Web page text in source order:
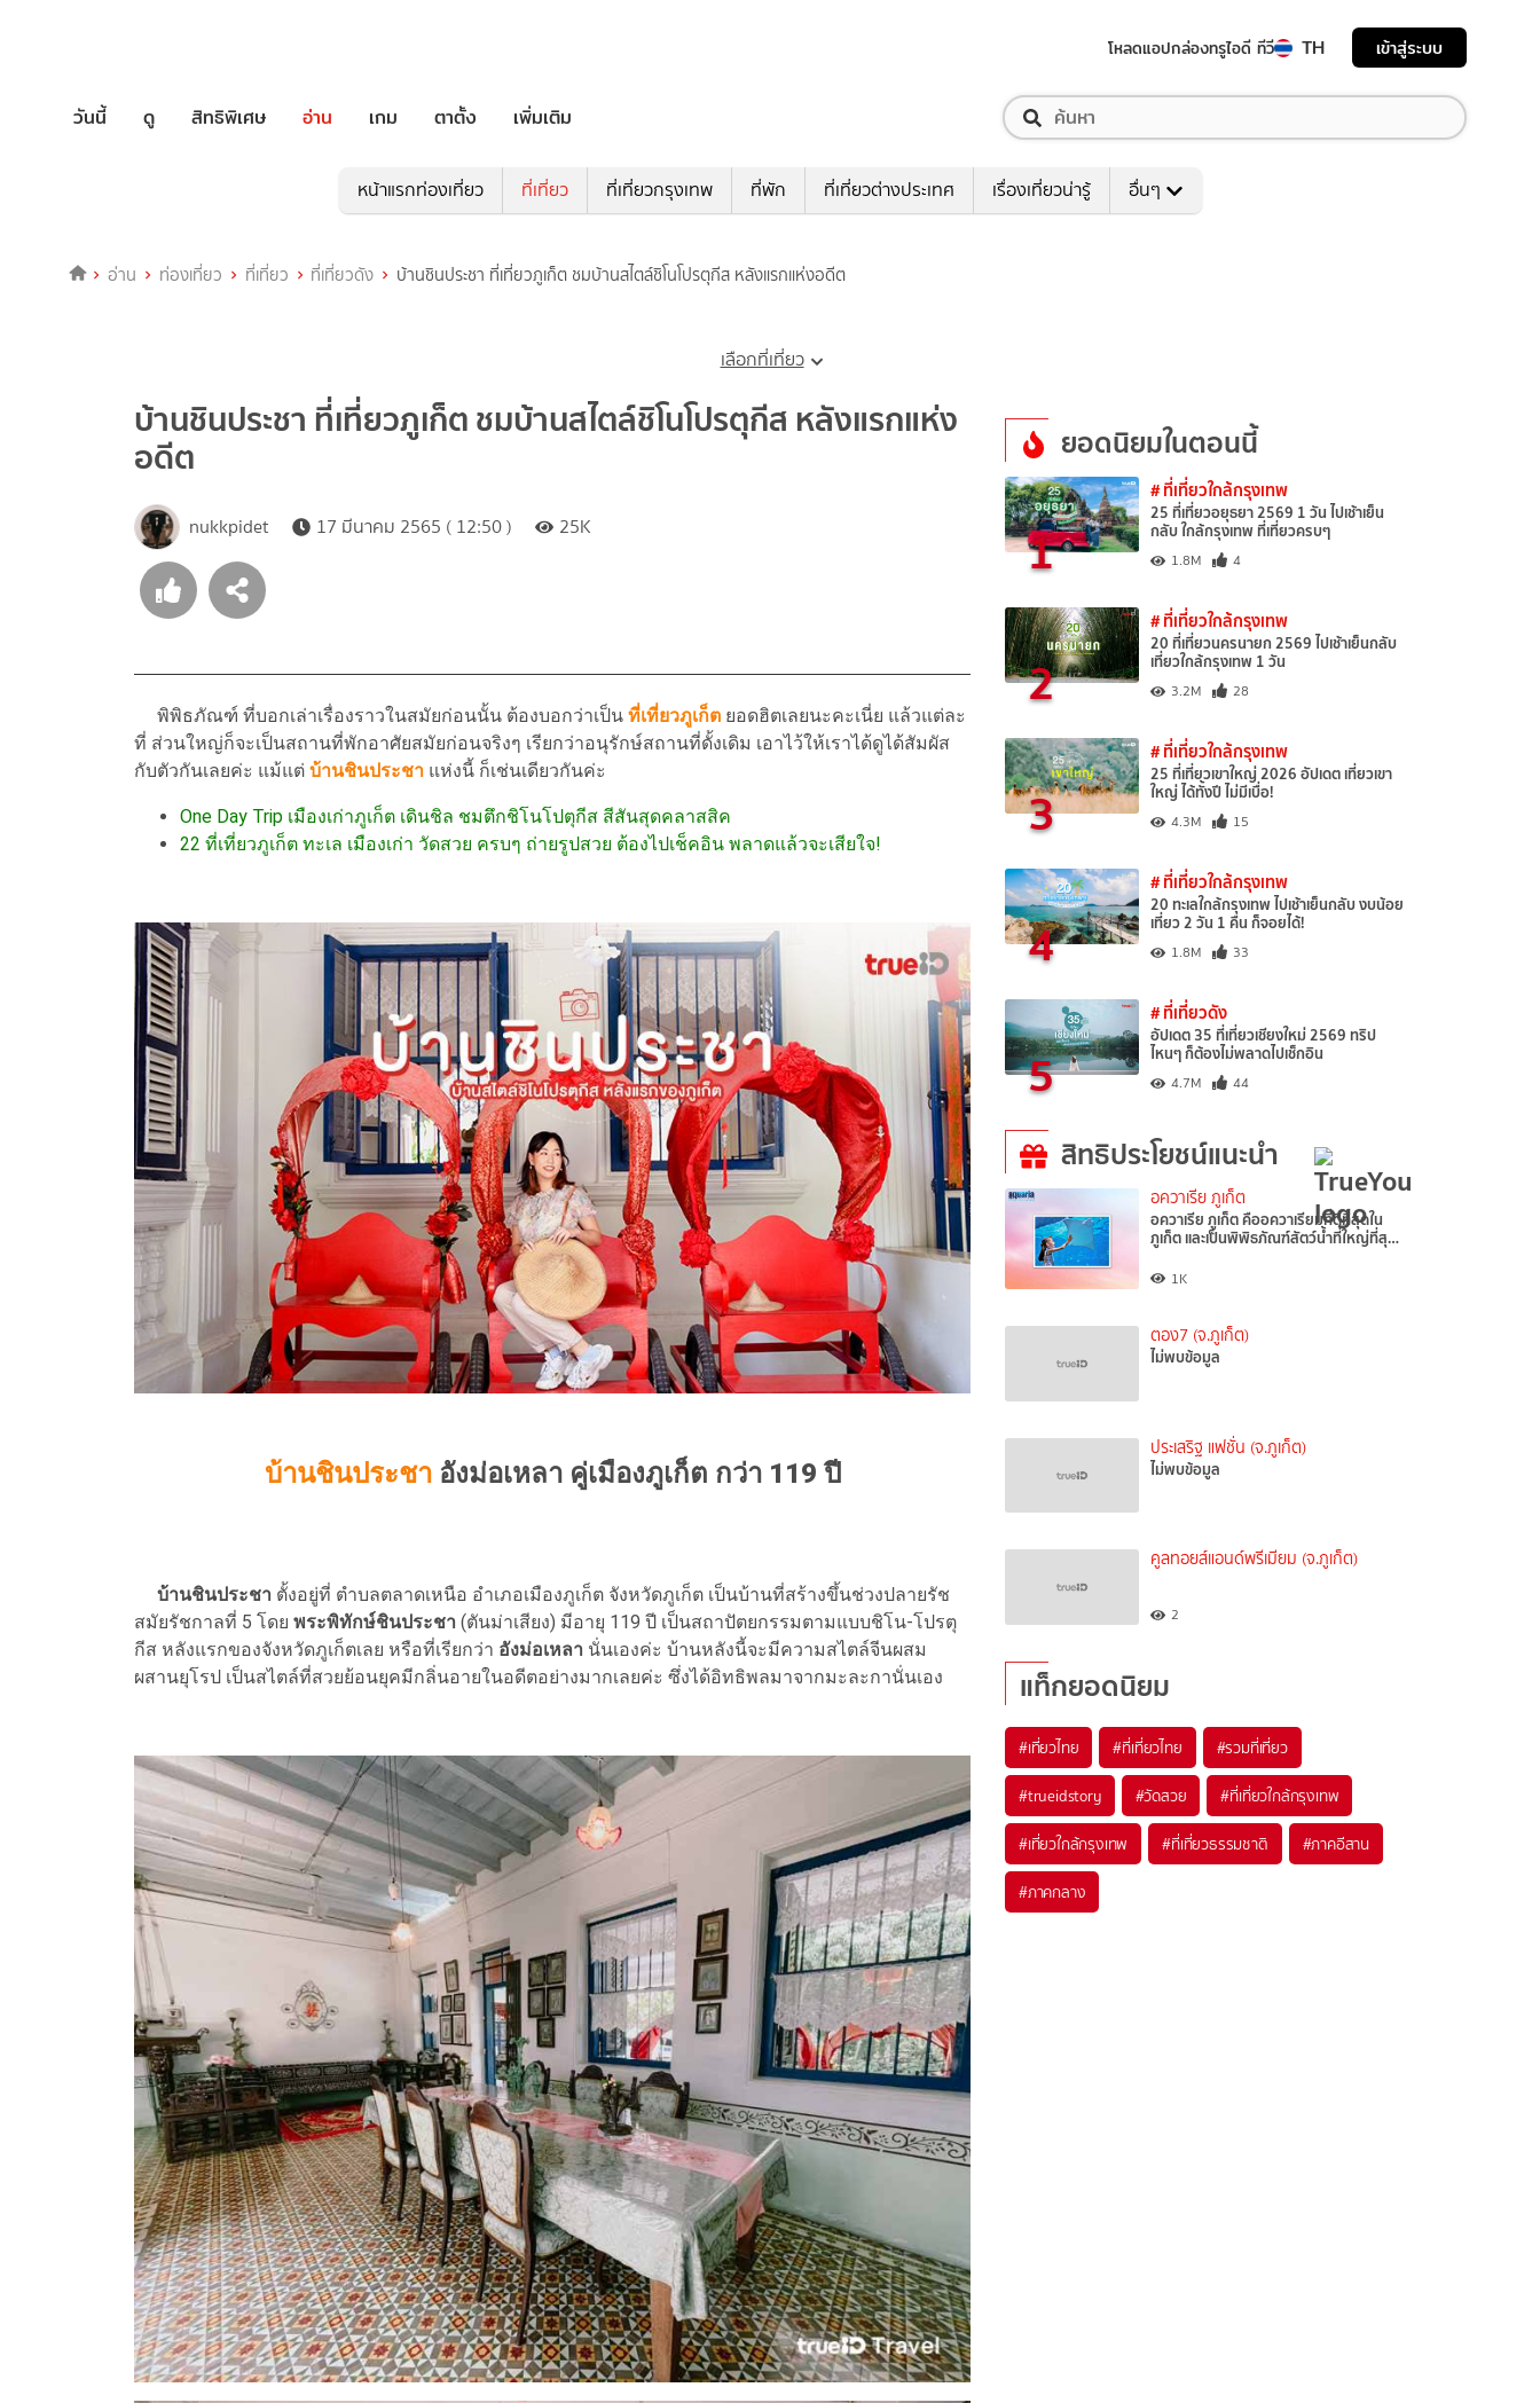
โหลดแอปกล่องทรูไอดี ทีวี TH เข้าสู่ระบบ
วันนี้ ดู สิทธิพิเศษ อ่าน เกม ตาตั้ง เพิ่มเติม
หน้าแรกท่องเที่ยว ที่เที่ยว ที่เที่ยวกรุงเทพ ที่พัก ที่เที่ยวต่างประเทศ เรื่องเที่ยวน่ารู้ อื่นๆ
อ่าน ท่องเที่ยว ที่เที่ยว ที่เที่ยวดัง บ้านชินประชา ที่เที่ยวภูเก็ต ชมบ้านสไตล์ชิโนโปรตุกีส หลังแรกแห่งอดีต
เลือกที่เที่ยว
บ้านชินประชา ที่เที่ยวภูเก็ต ชมบ้านสไตล์ชิโนโปรตุกีส หลังแรกแห่ง
อดีต
nukkpidet 17 มีนาคม 2565 ( 12:50 ) 25K
พิพิธภัณฑ์ ที่บอกเล่าเรื่องราวในสมัยก่อนนั้น ต้องบอกว่าเป็น ที่เที่ยวภูเก็ต ยอดฮิตเลยนะคะเนี่ย แล้วแต่ละ
ที่ ส่วนใหญ่ก็จะเป็นสถานที่พักอาศัยสมัยก่อนจริงๆ เรียกว่าอนุรักษ์สถานที่ดั้งเดิม เอาไว้ให้เราได้ดูได้สัมผัส
กับตัวกันเลยค่ะ แม้แต่ บ้านชินประชา แห่งนี้ ก็เช่นเดียวกันค่ะ
One Day Trip เมืองเก่าภูเก็ต เดินชิล ชมตึกชิโนโปตุกีส สีสันสุดคลาสสิค
22 ที่เที่ยวภูเก็ต ทะเล เมืองเก่า วัดสวย ครบๆ ถ่ายรูปสวย ต้องไปเช็คอิน พลาดแล้วจะเสียใจ!
บ้านชินประชาอังม่อเหลา คู่เมืองภูเก็ต กว่า 119 ปี
บ้านชินประชา ตั้งอยู่ที่ ตำบลตลาดเหนือ อำเภอเมืองภูเก็ต จังหวัดภูเก็ต เป็นบ้านที่สร้างขึ้นช่วงปลายรัช
สมัยรัชกาลที่ 5 โดย พระพิทักษ์ชินประชา (ตันม่าเสียง) มีอายุ 119 ปี เป็นสถาปัตยกรรมตามแบบชิโน-โปรตุ
กีส หลังแรกของจังหวัดภูเก็ตเลย หรือที่เรียกว่า อังม่อเหลา นั่นเองค่ะ บ้านหลังนี้จะมีความสไตล์จีนผสม
ผสานยุโรป เป็นสไตล์ที่สวยย้อนยุคมีกลิ่นอายในอดีตอย่างมากเลยค่ะ ซึ่งได้อิทธิพลมาจากมะละกานั่นเอง
ยอดนิยมในตอนนี้
1
# ที่เที่ยวใกล้กรุงเทพ
25 ที่เที่ยวอยุธยา 2569 1 วัน ไปเช้าเย็น
กลับ ใกล้กรุงเทพ ที่เที่ยวครบๆ
1.8M 4
2
# ที่เที่ยวใกล้กรุงเทพ
20 ที่เที่ยวนครนายก 2569 ไปเช้าเย็นกลับ
เที่ยวใกล้กรุงเทพ 1 วัน
3.2M 28
3
# ที่เที่ยวใกล้กรุงเทพ
25 ที่เที่ยวเขาใหญ่ 2026 อัปเดต เที่ยวเขา
ใหญ่ ได้ทั้งปี ไม่มีเบื่อ!
4.3M 15
4
# ที่เที่ยวใกล้กรุงเทพ
20 ทะเลใกล้กรุงเทพ ไปเช้าเย็นกลับ งบน้อย
เที่ยว 2 วัน 1 คืน ก็จอยได้!
1.8M 33
5
# ที่เที่ยวดัง
อัปเดต 35 ที่เที่ยวเชียงใหม่ 2569 ทริป
ไหนๆ ก็ต้องไม่พลาดไปเช็กอิน
4.7M 44
สิทธิประโยชน์แนะนำ
อควาเรีย ภูเก็ต
อควาเรีย ภูเก็ต คืออควาเรียมที่ดีที่สุดใน
ภูเก็ต และเป็นพิพิธภัณฑ์สัตว์น้ำที่ใหญ่ที่สุ…
1K
ตอง7 (จ.ภูเก็ต)
ไม่พบข้อมูล
ประเสริฐ แฟชั่น (จ.ภูเก็ต)
ไม่พบข้อมูล
คูลทอยส์แอนด์พรีเมียม (จ.ภูเก็ต)
2
แท็กยอดนิยม
#เที่ยวไทย #ที่เที่ยวไทย #รวมที่เที่ยว
#trueidstory #วัดสวย #ที่เที่ยวใกล้กรุงเทพ
#เที่ยวใกล้กรุงเทพ #ที่เที่ยวธรรมชาติ #ภาคอีสาน
#ภาคกลาง